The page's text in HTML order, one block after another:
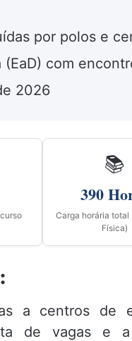
por polos e
(EaD) com
2026
📚
390
Carga horária total
Física)
:
a centros de
de vagas e a